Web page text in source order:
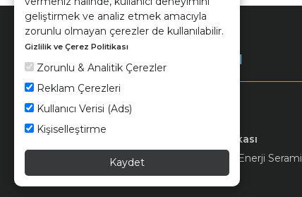
geliştirmek ve analiz etmek amacıyla
zorunlu olmayan çerezler de kullanılabilir.
Gizlilik ve Çerez Politikası
Zorunlu & Analitik Çerezler
Reklam Çerezleri
Kullanıcı Verisi (Ads)
Kişiselleştirme
Kaydet
Kurumsal
Kvkk ve Çerez Politikası
© 2026 Ünsa Madencilik Turizm Enerji